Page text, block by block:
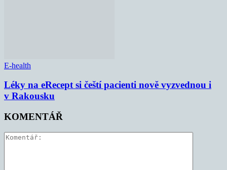
E-health
Léky na eRecept si čeští pacienti nově vyzvednou i
v Rakousku
KOMENTÁŘ